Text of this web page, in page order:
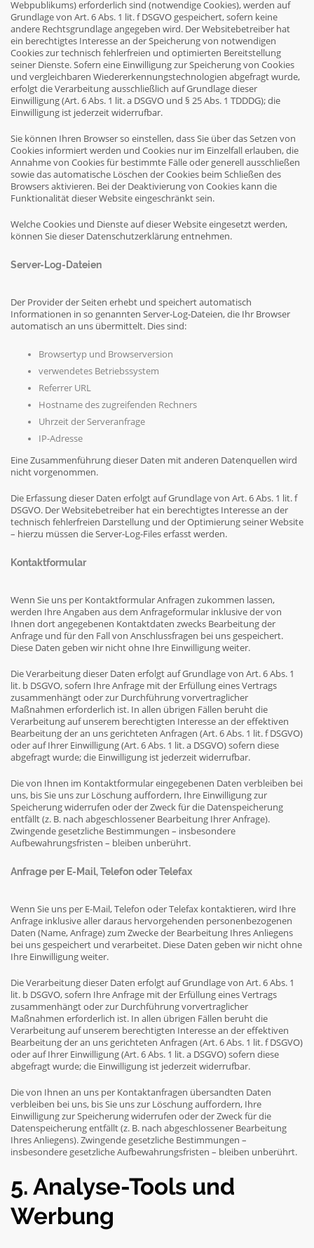
Webpublikums) erforderlich sind (notwendige Cookies), werden auf
Grundlage von Art. 6 Abs. 1 lit. f DSGVO gespeichert, sofern keine
andere Rechtsgrundlage angegeben wird. Der Websitebetreiber hat
ein berechtigtes Interesse an der Speicherung von notwendigen
Cookies zur technisch fehlerfreien und optimierten Bereitstellung
seiner Dienste. Sofern eine Einwilligung zur Speicherung von Cookies
und vergleichbaren Wiedererkennungstechnologien abgefragt wurde,
erfolgt die Verarbeitung ausschließlich auf Grundlage dieser
Einwilligung (Art. 6 Abs. 1 lit. a DSGVO und § 25 Abs. 1 TDDDG); die
Einwilligung ist jederzeit widerrufbar.
Sie können Ihren Browser so einstellen, dass Sie über das Setzen von
Cookies informiert werden und Cookies nur im Einzelfall erlauben, die
Annahme von Cookies für bestimmte Fälle oder generell ausschließen
sowie das automatische Löschen der Cookies beim Schließen des
Browsers aktivieren. Bei der Deaktivierung von Cookies kann die
Funktionalität dieser Website eingeschränkt sein.
Welche Cookies und Dienste auf dieser Website eingesetzt werden,
können Sie dieser Datenschutzerklärung entnehmen.
Server-Log-Dateien
Der Provider der Seiten erhebt und speichert automatisch
Informationen in so genannten Server-Log-Dateien, die Ihr Browser
automatisch an uns übermittelt. Dies sind:
Browsertyp und Browserversion
verwendetes Betriebssystem
Referrer URL
Hostname des zugreifenden Rechners
Uhrzeit der Serveranfrage
IP-Adresse
Eine Zusammenführung dieser Daten mit anderen Datenquellen wird
nicht vorgenommen.
Die Erfassung dieser Daten erfolgt auf Grundlage von Art. 6 Abs. 1 lit. f
DSGVO. Der Websitebetreiber hat ein berechtigtes Interesse an der
technisch fehlerfreien Darstellung und der Optimierung seiner Website
– hierzu müssen die Server-Log-Files erfasst werden.
Kontaktformular
Wenn Sie uns per Kontaktformular Anfragen zukommen lassen,
werden Ihre Angaben aus dem Anfrageformular inklusive der von
Ihnen dort angegebenen Kontaktdaten zwecks Bearbeitung der
Anfrage und für den Fall von Anschlussfragen bei uns gespeichert.
Diese Daten geben wir nicht ohne Ihre Einwilligung weiter.
Die Verarbeitung dieser Daten erfolgt auf Grundlage von Art. 6 Abs. 1
lit. b DSGVO, sofern Ihre Anfrage mit der Erfüllung eines Vertrags
zusammenhängt oder zur Durchführung vorvertraglicher
Maßnahmen erforderlich ist. In allen übrigen Fällen beruht die
Verarbeitung auf unserem berechtigten Interesse an der effektiven
Bearbeitung der an uns gerichteten Anfragen (Art. 6 Abs. 1 lit. f DSGVO)
oder auf Ihrer Einwilligung (Art. 6 Abs. 1 lit. a DSGVO) sofern diese
abgefragt wurde; die Einwilligung ist jederzeit widerrufbar.
Die von Ihnen im Kontaktformular eingegebenen Daten verbleiben bei
uns, bis Sie uns zur Löschung auffordern, Ihre Einwilligung zur
Speicherung widerrufen oder der Zweck für die Datenspeicherung
entfällt (z. B. nach abgeschlossener Bearbeitung Ihrer Anfrage).
Zwingende gesetzliche Bestimmungen – insbesondere
Aufbewahrungsfristen – bleiben unberührt.
Anfrage per E-Mail, Telefon oder Telefax
Wenn Sie uns per E-Mail, Telefon oder Telefax kontaktieren, wird Ihre
Anfrage inklusive aller daraus hervorgehenden personenbezogenen
Daten (Name, Anfrage) zum Zwecke der Bearbeitung Ihres Anliegens
bei uns gespeichert und verarbeitet. Diese Daten geben wir nicht ohne
Ihre Einwilligung weiter.
Die Verarbeitung dieser Daten erfolgt auf Grundlage von Art. 6 Abs. 1
lit. b DSGVO, sofern Ihre Anfrage mit der Erfüllung eines Vertrags
zusammenhängt oder zur Durchführung vorvertraglicher
Maßnahmen erforderlich ist. In allen übrigen Fällen beruht die
Verarbeitung auf unserem berechtigten Interesse an der effektiven
Bearbeitung der an uns gerichteten Anfragen (Art. 6 Abs. 1 lit. f DSGVO)
oder auf Ihrer Einwilligung (Art. 6 Abs. 1 lit. a DSGVO) sofern diese
abgefragt wurde; die Einwilligung ist jederzeit widerrufbar.
Die von Ihnen an uns per Kontaktanfragen übersandten Daten
verbleiben bei uns, bis Sie uns zur Löschung auffordern, Ihre
Einwilligung zur Speicherung widerrufen oder der Zweck für die
Datenspeicherung entfällt (z. B. nach abgeschlossener Bearbeitung
Ihres Anliegens). Zwingende gesetzliche Bestimmungen –
insbesondere gesetzliche Aufbewahrungsfristen – bleiben unberührt.
5. Analyse-Tools und
Werbung